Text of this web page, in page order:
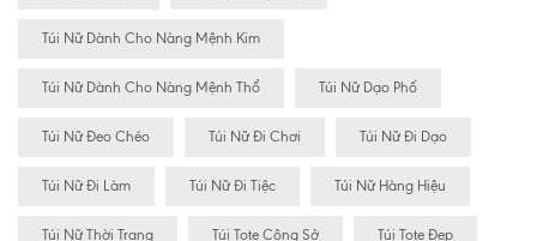
Túi Nữ Dành Cho Nàng Mệnh Kim
Túi Nữ Dành Cho Nàng Mệnh Thổ Túi Nữ Dạo Phố
Túi Nữ Đeo Chéo Túi Nữ Đi Chơi Túi Nữ Đi Dạo
Túi Nữ Đi Làm Túi Nữ Đi Tiệc Túi Nữ Hàng Hiệu
Túi Nữ Thời Trang Túi Tote Công Sở Túi Tote Đẹp